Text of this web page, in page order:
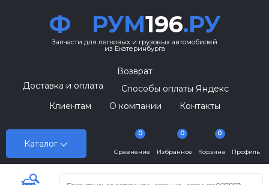
Ф РУМ196.РУ
Запчасти для легковых и грузовых автомобилей
из Екатеринбурга
Каталог
Возврат
Доставка и оплата
Способы оплаты Яндекс
Клиентам
О компании Контакты
Сравнение
0
Избранное
0
Корзина
0
Профиль